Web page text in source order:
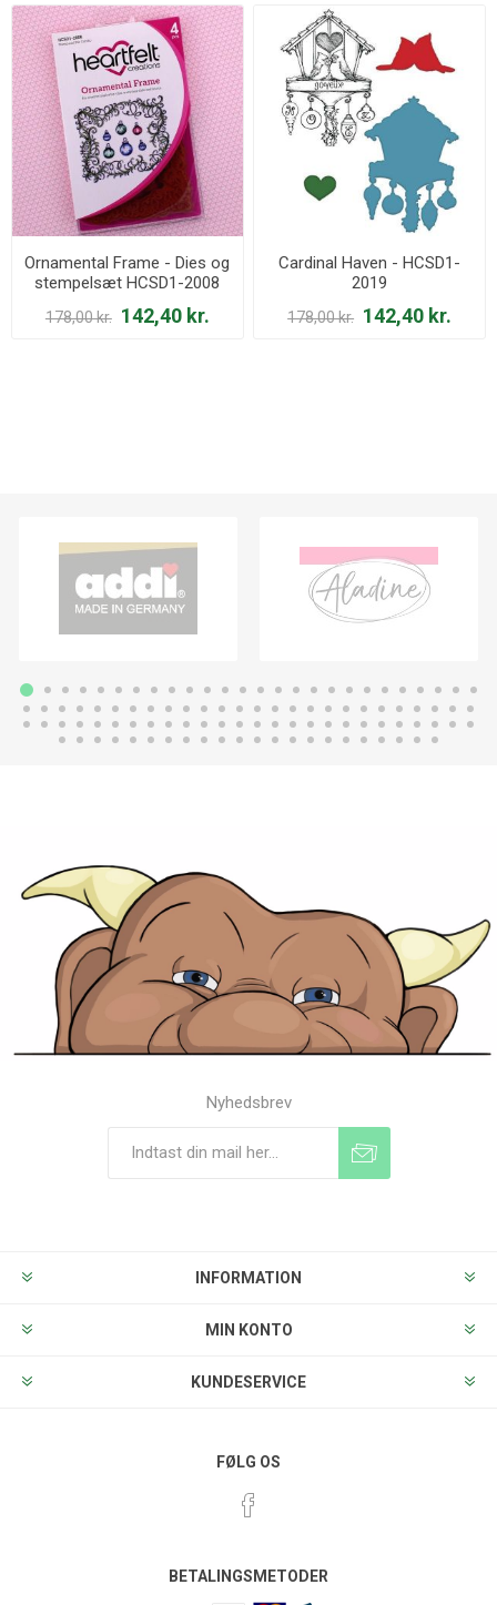
Ornamental Frame - Dies og
stempelsæt HCSD1-2008
178,00 kr. 142,40 kr.
Cardinal Haven - HCSD1-
2019
178,00 kr. 142,40 kr.
Nyhedsbrev
INFORMATION
MIN KONTO
KUNDESERVICE
FØLG OS
BETALINGSMETODER